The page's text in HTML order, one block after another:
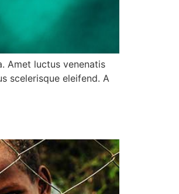
Amet luctus venenatis
scelerisque eleifend. A